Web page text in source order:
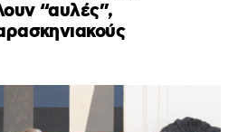
“αυλές”,